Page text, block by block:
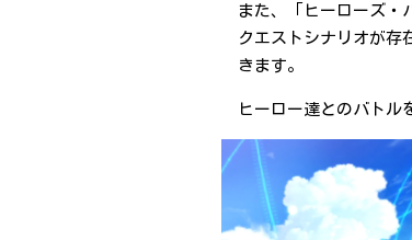
また、「ヒーローズ・
クエストシナリオが存
きます。
ヒーロー達とのバトル